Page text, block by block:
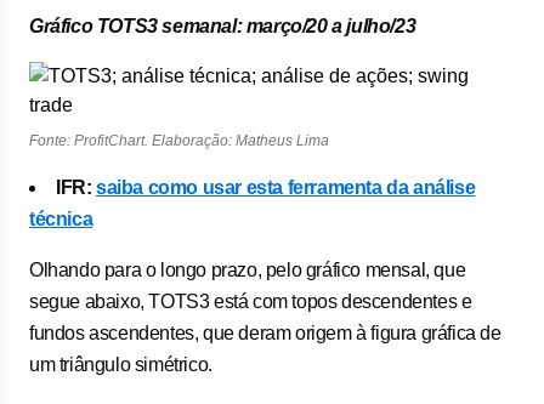
Gráfico TOTS3 semanal: março/20 a julho/23
Fonte: ProfitChart. Elaboração: Matheus Lima
IFR: saiba como usar esta ferramenta da análise
técnica
Olhando para o longo prazo, pelo gráfico mensal, que
segue abaixo, TOTS3 está com topos descendentes e
fundos ascendentes, que deram origem à figura gráfica de
um triângulo simétrico.